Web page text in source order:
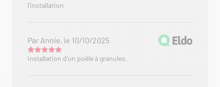
l'installation
Par Annie, le 10/10/2025
installation d'un poêle à granules.